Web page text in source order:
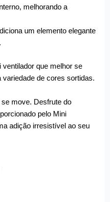
melhorando a
um elemento elegante
ventilador que melhor se
de cores sortidas.
move. Desfrute do
pelo Mini
adição irresistível ao seu